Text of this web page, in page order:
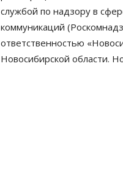
службой по надзору в
коммуникаций
ответственностью
Новосибирской области.